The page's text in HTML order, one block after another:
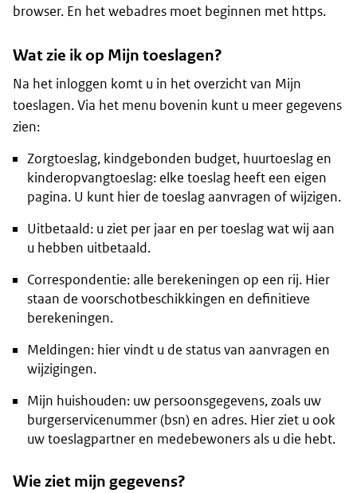
browser. En het webadres moet beginnen met https.
Wat zie ik op Mijn toeslagen?
Na het inloggen komt u in het overzicht van Mijn
toeslagen. Via het menu bovenin kunt u meer gegevens
zien:
Zorgtoeslag, kindgebonden budget, huurtoeslag en
kinderopvangtoeslag: elke toeslag heeft een eigen
pagina. U kunt hier de toeslag aanvragen of wijzigen.
Uitbetaald: u ziet per jaar en per toeslag wat wij aan
u hebben uitbetaald.
Correspondentie: alle berekeningen op een rij. Hier
staan de voorschotbeschikkingen en definitieve
berekeningen.
Meldingen: hier vindt u de status van aanvragen en
wijzigingen.
Mijn huishouden: uw persoonsgegevens, zoals uw
burgerservicenummer (bsn) en adres. Hier ziet u ook
uw toeslagpartner en medebewoners als u die hebt.
Wie ziet mijn gegevens?